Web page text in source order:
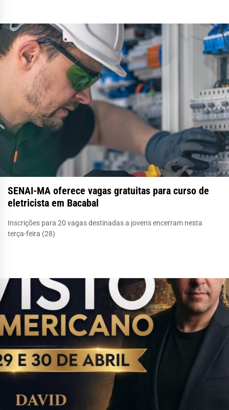
SENAI-MA oferece vagas gratuitas para curso de
eletricista em Bacabal
Inscrições para 20 vagas destinadas a jovens encerram nesta
terça-feira (28)